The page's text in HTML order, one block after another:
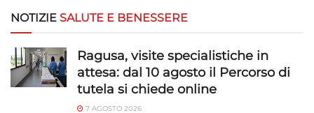
NOTIZIE SALUTE E BENESSERE
Ragusa, visite specialistiche in
attesa: dal 10 agosto il Percorso di
tutela si chiede online
7 AGOSTO 2026